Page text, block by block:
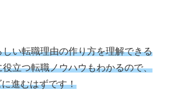
い転職理由の作り方を理解できる
立つ転職ノウハウもわかるので、
進むはずです！